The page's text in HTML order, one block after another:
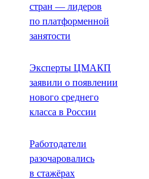
стран — лидеров
по платформенной
занятости
Эксперты ЦМАКП
заявили о появлении
нового среднего
класса в России
Работодатели
разочаровались
в стажёрах